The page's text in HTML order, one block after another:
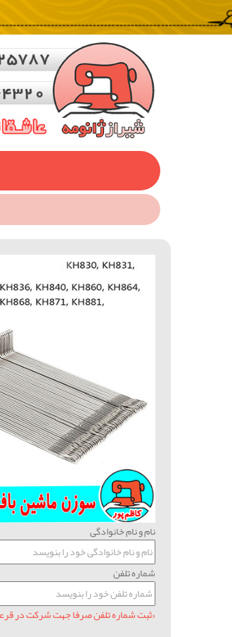
نام و نام خانوادگی
شماره تلفن
«ثبت شماره تلفن صرفا جهت شرکت در